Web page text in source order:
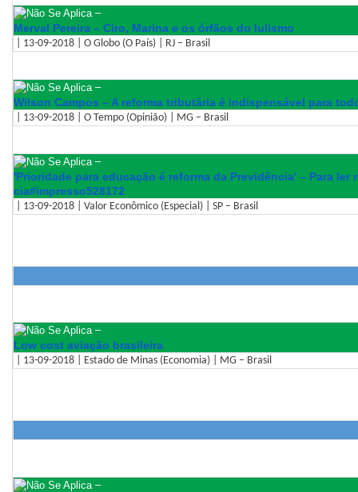
–
Merval Pereira – Ciro, Marina e os órfãos do lulismo
| 13-09-2018 | O Globo (O País) | RJ – Brasil
–
Wilson Campos – A reforma tributária é indispensável para
| 13-09-2018 | O Tempo (Opinião) | MG – Brasil
–
'Prioridade para educação é reforma da Previdência' – Para
cia#impresso528172
| 13-09-2018 | Valor Econômico (Especial) | SP – Brasil
–
Low cost aviação brasileira
| 13-09-2018 | Estado de Minas (Economia) | MG – Brasil
–